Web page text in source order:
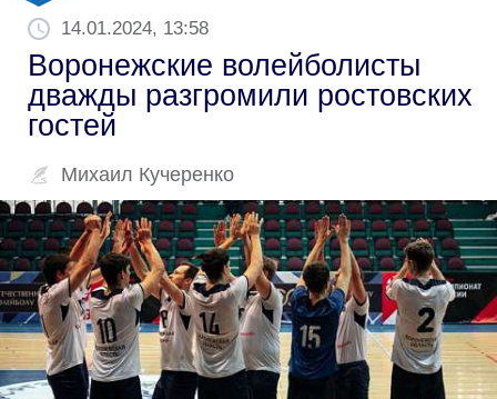
14.01.2024, 13:58
Воронежские волейболисты
дважды разгромили ростовских
гостей
Михаил Кучеренко